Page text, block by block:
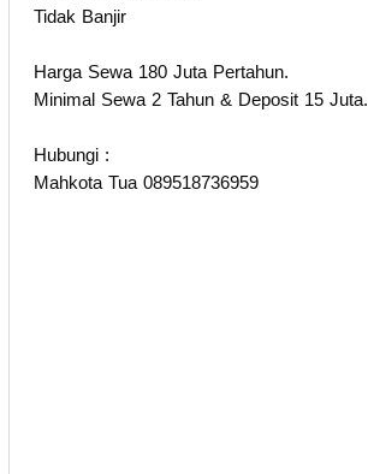
Tidak Banjir
Harga Sewa 180 Juta Pertahun.
Minimal Sewa 2 Tahun & Deposit 15 Juta.
Hubungi :
Mahkota Tua 089518736959